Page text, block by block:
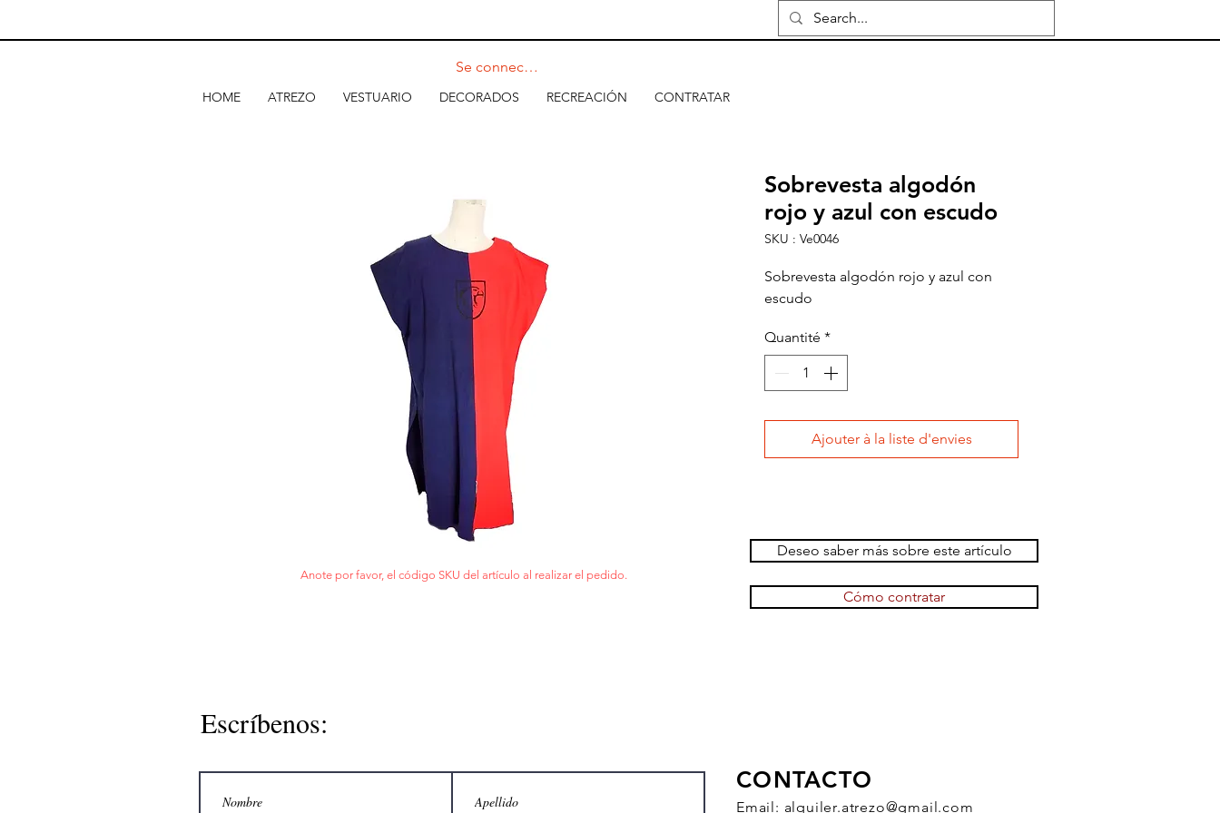
HOME ATREZO VESTUARIO DECORADOS RECREACIÓN CONTRATAR
Se connecter
Sobrevesta algodón
rojo y azul con escudo
SKU : Ve0046
Sobrevesta algodón rojo y azul con
escudo
Quantité *
Ajouter à la liste d'envies
Deseo saber más sobre este artículo
Anote por favor, el código SKU del artículo al realizar el pedido.
Cómo contratar
Escríbenos:
CONTACTO
Email: alquiler.atrezo@gmail.com